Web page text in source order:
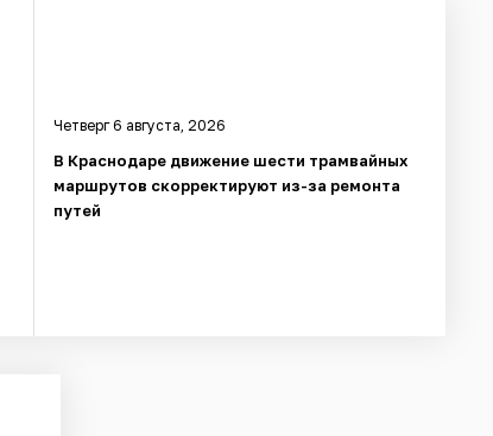
Четверг 6 августа, 2026
В Краснодаре движение шести трамвайных
маршрутов скорректируют из-за ремонта
путей